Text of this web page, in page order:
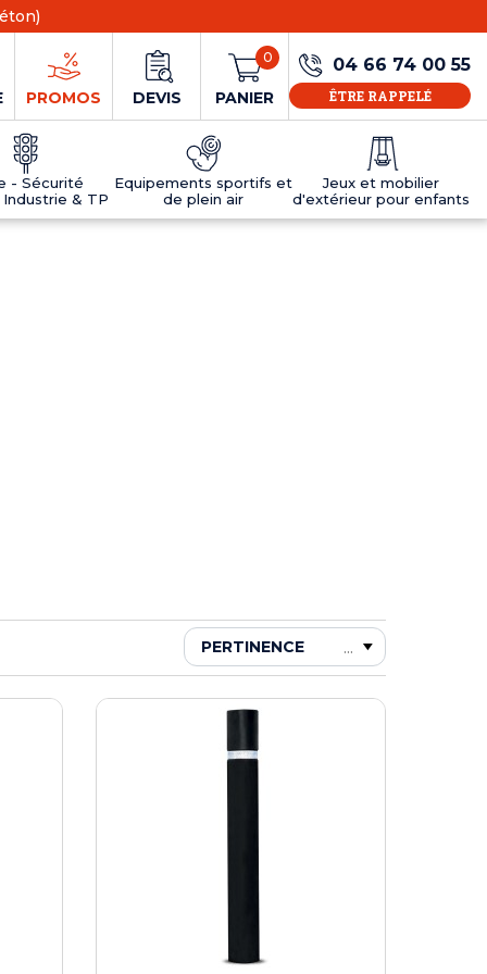
PROMOS DEVIS PANIER
0 04 66 74 00 55
ÊTRE RAPPELÉ
- Sécurité
& TP
Equipements sportifs et
de plein air
Jeux et mobilier
d'extérieur pour enfants